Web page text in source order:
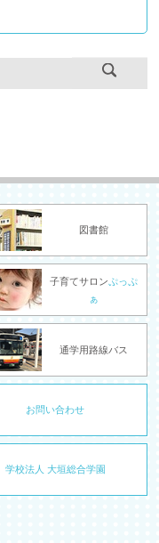
図書館
子育てサロンぷっぷ
ぁ
通学用路線バス
お問い合わせ
学校法人 大垣総合学園